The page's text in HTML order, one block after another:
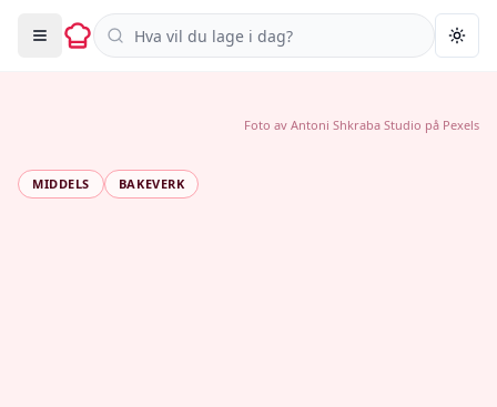
Søk i oppskrifter
MIDDELS BAKEVERK
Foto av Antoni Shkraba Studio på Pexels